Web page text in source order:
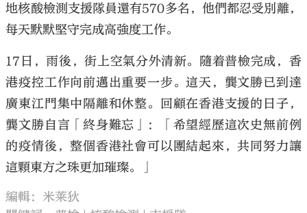
地核酸檢測支援隊員還有570多名，他們都忍受別離，
每天默默堅守完成高強度工作。
17日，雨後，街上空氣分外清新。隨着普檢完成，香
港疫控工作向前邁出重要一步。這天，龔文勝已到達
廣東江門集中隔離和休整。回顧在香港支援的日子，
龔文勝自言「終身難忘」：「希望經歷這次史無前例
的疫情後，整個香港社會可以團結起來，共同努力讓
這顆東方之珠更加璀璨。」
編輯：米莱狄